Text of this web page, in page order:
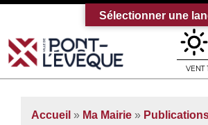
Bienvenue sur
VENT
Accueil » Ma Mairie »
Sélectionner une